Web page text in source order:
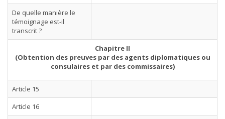
De quelle manière le
témoignage est-il
transcrit ?
Chapitre II
(Obtention des preuves par des agents diplomatiques ou
consulaires et par des commissaires)
Article 15
Article 16